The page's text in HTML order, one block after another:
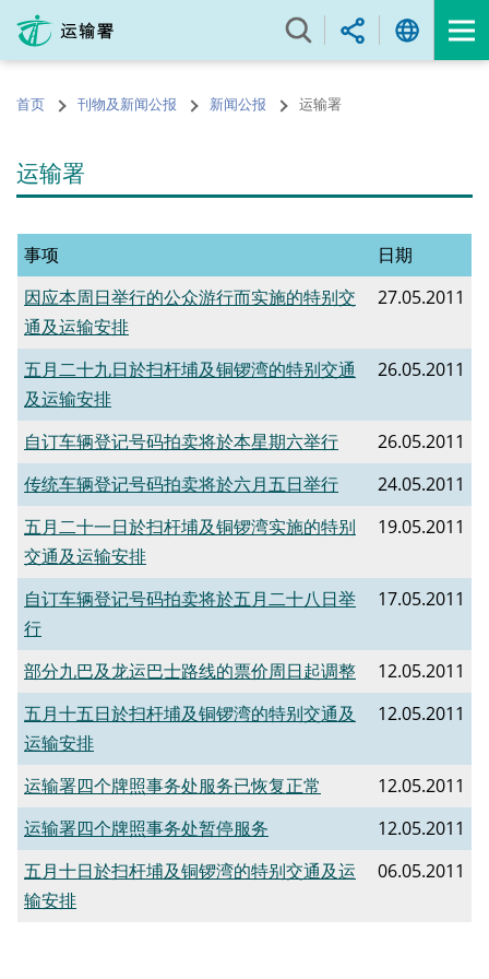
内
的首页 刊物及新闻公报 新闻公报 运输署
运输署
事项
日期
因应本周日举行的公众游行而实施的特别交
通及运输安排
27.05.2011
五月二十九日於扫杆埔及铜锣湾的特别交通
及运输安排
26.05.2011
自订车辆登记号码拍卖将於本星期六举行
26.05.2011
传统车辆登记号码拍卖将於六月五日举行
24.05.2011
五月二十一日於扫杆埔及铜锣湾实施的特别
交通及运输安排
19.05.2011
自订车辆登记号码拍卖将於五月二十八日举
行
17.05.2011
部分九巴及龙运巴士路线的票价周日起调整
12.05.2011
五月十五日於扫杆埔及铜锣湾的特别交通及
运输安排
12.05.2011
运输署四个牌照事务处服务已恢复正常
12.05.2011
运输署四个牌照事务处暂停服务
12.05.2011
五月十日於扫杆埔及铜锣湾的特别交通及运
输安排
06.05.2011